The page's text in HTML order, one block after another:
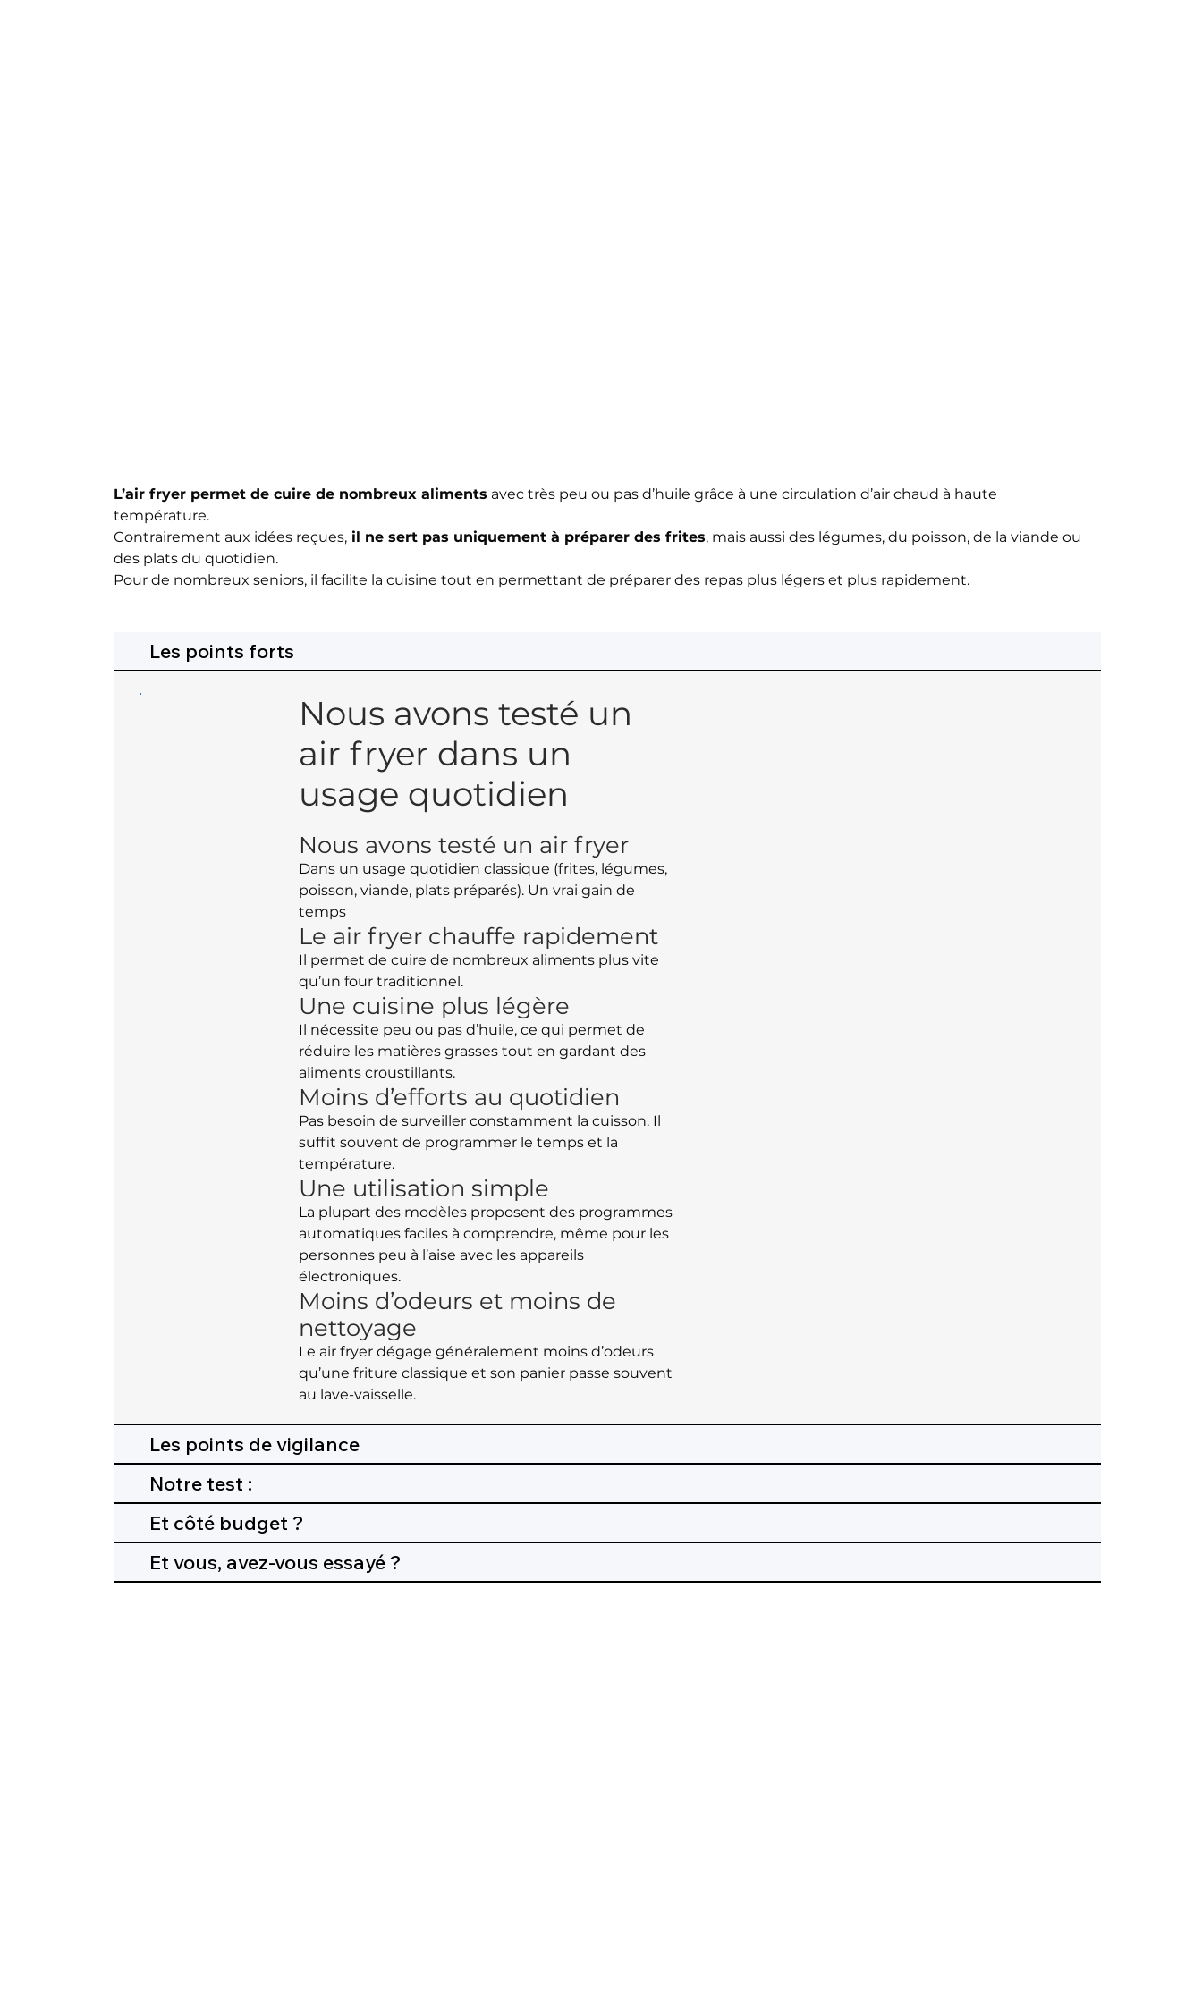
L’air fryer permet de cuire de nombreux aliments avec très peu ou pas d’huile grâce à une circulation d’air chaud à haute
température.
Contrairement aux idées reçues, il ne sert pas uniquement à préparer des frites, mais aussi des légumes, du poisson, de la viande ou
des plats du quotidien.
Pour de nombreux seniors, il facilite la cuisine tout en permettant de préparer des repas plus légers et plus rapidement.
Les points forts
Nous avons testé un
air fryer dans un
usage quotidien
Nous avons testé un air fryer
Dans un usage quotidien classique (frites, légumes,
poisson, viande, plats préparés). Un vrai gain de
temps
Le air fryer chauffe rapidement
Il permet de cuire de nombreux aliments plus vite
qu’un four traditionnel.
Une cuisine plus légère
Il nécessite peu ou pas d’huile, ce qui permet de
réduire les matières grasses tout en gardant des
aliments croustillants.
Moins d’efforts au quotidien
Pas besoin de surveiller constamment la cuisson. Il
suffit souvent de programmer le temps et la
température.
Une utilisation simple
La plupart des modèles proposent des programmes
automatiques faciles à comprendre, même pour les
personnes peu à l’aise avec les appareils
électroniques.
Moins d’odeurs et moins de
nettoyage
Le air fryer dégage généralement moins d’odeurs
qu’une friture classique et son panier passe souvent
au lave-vaisselle.
Les points de vigilance
Notre test :
Et côté budget ?
Et vous, avez-vous essayé ?